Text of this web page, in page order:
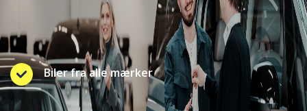
Biler fra alle mærker